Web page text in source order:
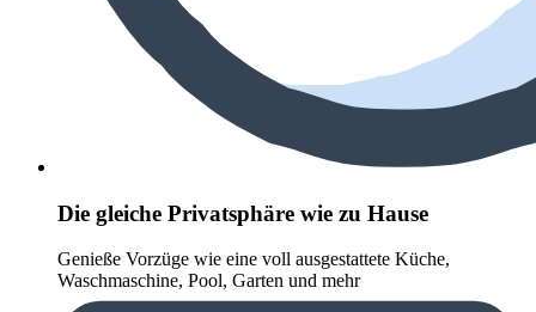
Die gleiche Privatsphäre wie zu Hause
Genieße Vorzüge wie eine voll ausgestattete Küche,
Waschmaschine, Pool, Garten und mehr